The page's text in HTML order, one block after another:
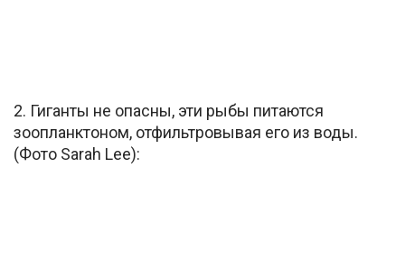
2. Гиганты не опасны, эти рыбы питаются
зоопланктоном, отфильтровывая его из воды.
(Фото Sarah Lee):